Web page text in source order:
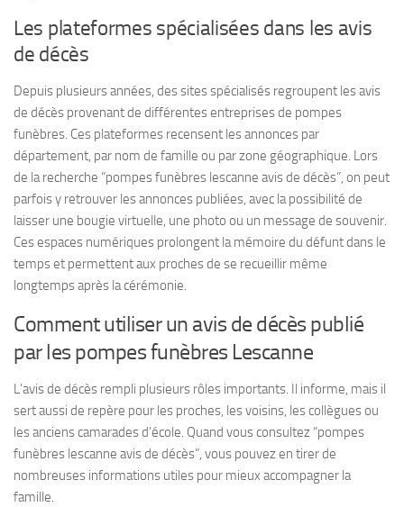
Les plateformes spécialisées dans les avis
de décès
Depuis plusieurs années, des sites spécialisés regroupent les avis
de décès provenant de différentes entreprises de pompes
funèbres. Ces plateformes recensent les annonces par
département, par nom de famille ou par zone géographique. Lors
de la recherche “pompes funèbres lescanne avis de décès”, on peut
parfois y retrouver les annonces publiées, avec la possibilité de
laisser une bougie virtuelle, une photo ou un message de souvenir.
Ces espaces numériques prolongent la mémoire du défunt dans le
temps et permettent aux proches de se recueillir même
longtemps après la cérémonie.
Comment utiliser un avis de décès publié
par les pompes funèbres Lescanne
L’avis de décès rempli plusieurs rôles importants. Il informe, mais il
sert aussi de repère pour les proches, les voisins, les collègues ou
les anciens camarades d’école. Quand vous consultez “pompes
funèbres lescanne avis de décès”, vous pouvez en tirer de
nombreuses informations utiles pour mieux accompagner la
famille.